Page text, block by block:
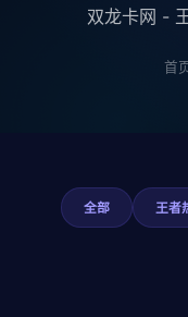
双龙卡网 -
首
全部 王者